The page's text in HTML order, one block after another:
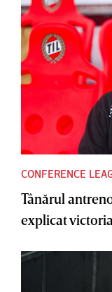
CONFERENCE
Tânărul
explicat